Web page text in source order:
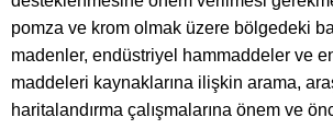
pomza ve krom olmak üzere bölgedeki
madenler, endüstriyel hammaddeler ve
maddeleri kaynaklarına ilişkin arama,
haritalandırma çalışmalarına önem ve